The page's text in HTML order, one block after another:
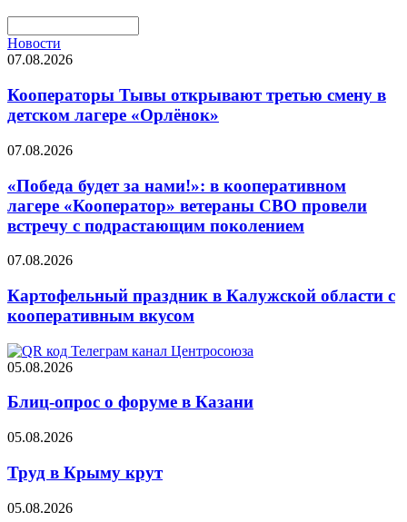
Новости
07.08.2026
Кооператоры Тывы открывают третью смену в
детском лагере «Орлёнок»
07.08.2026
«Победа будет за нами!»: в кооперативном
лагере «Кооператор» ветераны СВО провели
встречу с подрастающим поколением
07.08.2026
Картофельный праздник в Калужской области с
кооперативным вкусом
05.08.2026
Блиц-опрос о форуме в Казани
05.08.2026
Труд в Крыму крут
05.08.2026